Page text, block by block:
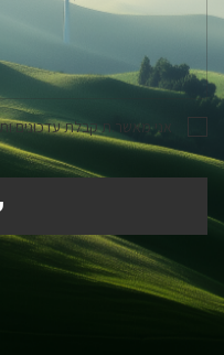
אני מאשר.ת קבלת עדכונים